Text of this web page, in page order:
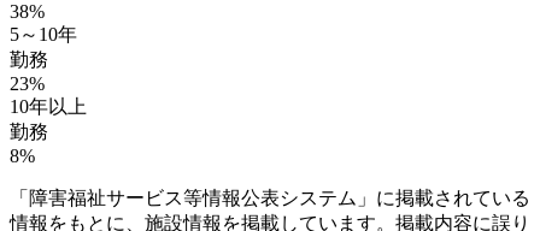
38%
5～10年
勤務
23%
10年以上
勤務
8%
「障害福祉サービス等情報公表システム」に掲載されている
情報をもとに、施設情報を掲載しています。掲載内容に誤り